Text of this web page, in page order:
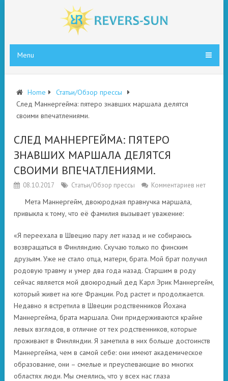
Menu
Home
Статьи/Обзор прессы
След Маннергейма: пятеро знавших маршала делятся
своими впечатлениями.
СЛЕД МАННЕРГЕЙМА: ПЯТЕРО
ЗНАВШИХ МАРШАЛА ДЕЛЯТСЯ
СВОИМИ ВПЕЧАТЛЕНИЯМИ.
08.10.2017 Статьи/Обзор прессы Комментариев нет
Мета Маннергейм, двоюродная правнучка маршала,
привыкла к тому, что её фамилия вызывает уважение:
«Я переехала в Швецию пару лет назад и не собираюсь
возвращаться в Финляндию. Скучаю только по финским
друзьям. Уже не стало отца, матери, брата. Мой брат получил
родовую травму и умер два года назад. Старшим в роду
сейчас является мой двоюродный дед Карл Эрик Маннергейм,
который живет на юге Франции. Род растет и продолжается.
Недавно я встретила в Швеции родственников Йохана
Маннергейма, брата маршала. Они придерживаются крайне
левых взглядов, в отличие от тех родственников, которые
проживают в Финляндии. Я заметила в них больше достоинств
Маннергейма, чем в самой себе: они имеют академическое
образование, они – смелые и преуспевающие во многих
областях люди. Мы смеялись, что у всех нас глаза